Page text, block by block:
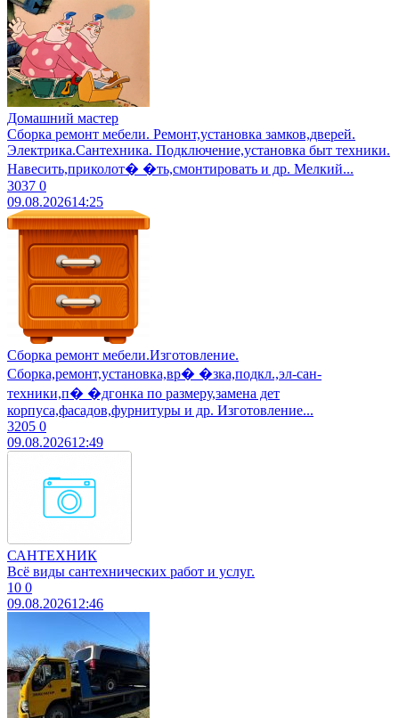
Домашний мастер
Сборка ремонт мебели. Ремонт,установка замков,дверей.
Электрика.Сантехника. Подключение,установка быт техники.
Навесить,приколот� �ть,смонтировать и др. Мелкий...
3037 0
09.08.202614:25
Сборка ремонт мебели.Изготовление.
Сборка,ремонт,установка,вр� �зка,подкл.,эл-сан-
техники,п� �дгонка по размеру,замена дет
корпуса,фасадов,фурнитуры и др. Изготовление...
3205 0
09.08.202612:49
САНТЕХНИК
Всё виды сантехнических работ и услуг.
10 0
09.08.202612:46